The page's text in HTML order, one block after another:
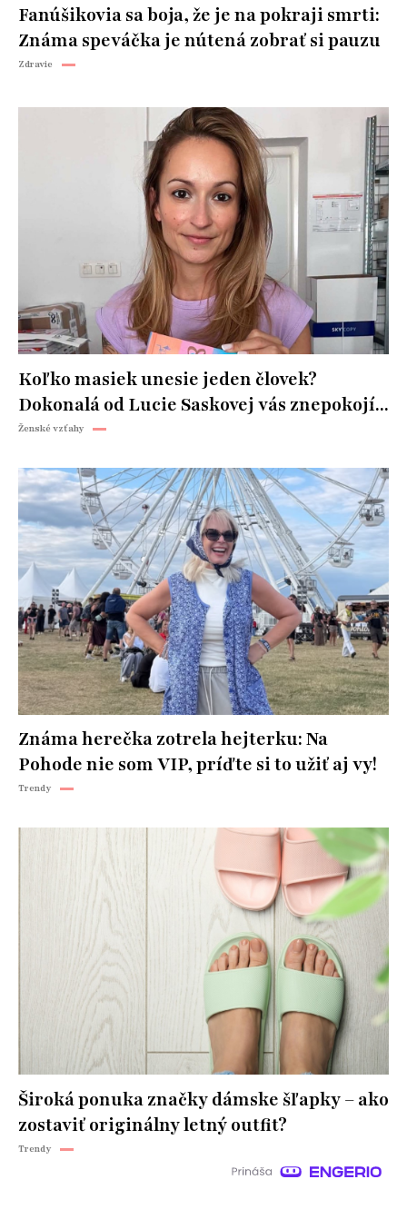
Fanúšikovia sa boja, že je na pokraji smrti:
Známa speváčka je nútená zobrať si pauzu
Zdravie
Koľko masiek unesie jeden človek?
Dokonalá od Lucie Saskovej vás znepokojí...
Ženské vzťahy
Známa herečka zotrela hejterku: Na
Pohode nie som VIP, príďte si to užiť aj vy!
Trendy
Široká ponuka značky dámske šľapky – ako
zostaviť originálny letný outfit?
Trendy